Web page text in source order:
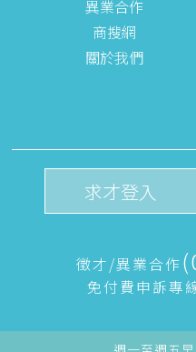
異業合作
商搜網
關於我們
求才登入
徵才/異業合作
免付費申訴專